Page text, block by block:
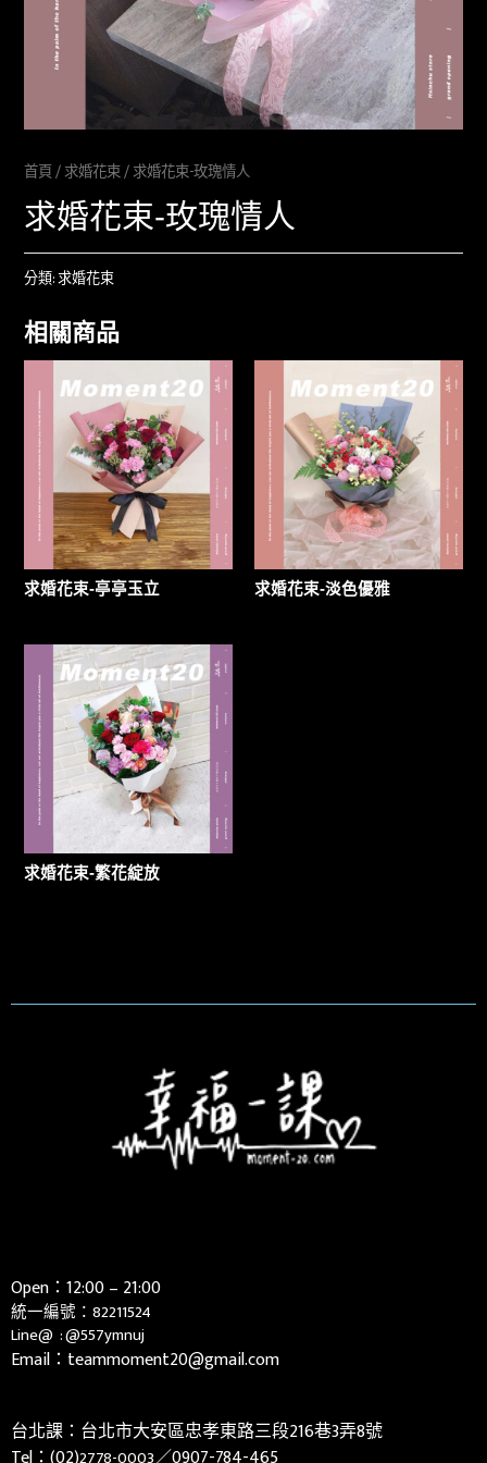
首頁/求婚花束/ 求婚花束-玫瑰情人
求婚花束-玫瑰情人
分類:求婚花束
相關商品
求婚花束-亭亭玉立 求婚花束-淡色優雅
求婚花束-繁花綻放
Open：12:00 – 21:00
統一編號：82211524
Line@ :@557ymnuj
Email：teammoment20@gmail.com
台北課：台北市大安區忠孝東路三段216巷3弄8號